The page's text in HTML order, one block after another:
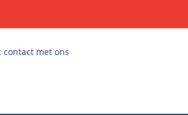
met ons